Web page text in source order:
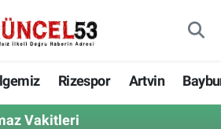
Rizespor Artvin
Vakitleri